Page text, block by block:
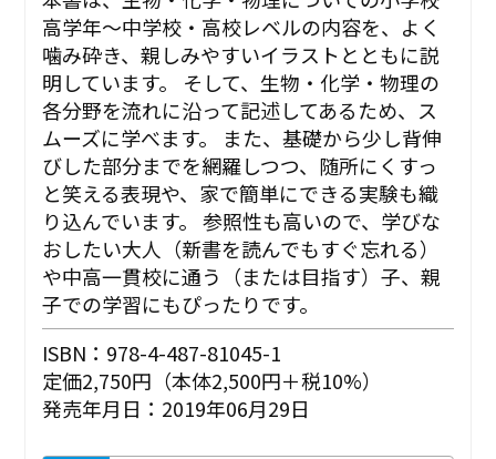
高学年～中学校・高校レベルの内容を、よく
噛み砕き、親しみやすいイラストとともに説
明しています。 そして、生物・化学・物理の
各分野を流れに沿って記述してあるため、ス
ムーズに学べます。 また、基礎から少し背伸
びした部分までを網羅しつつ、随所にくすっ
と笑える表現や、家で簡単にできる実験も織
り込んでいます。 参照性も高いので、学びな
おしたい大人（新書を読んでもすぐ忘れる）
や中高一貫校に通う（または目指す）子、親
子での学習にもぴったりです。
ISBN：978-4-487-81045-1
定価2,750円（本体2,500円＋税10%）
発売年月日：2019年06月29日